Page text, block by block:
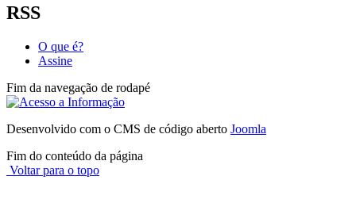
RSS
O que é?
Assine
Fim da navegação de rodapé
Desenvolvido com o CMS de código aberto Joomla
Fim do conteúdo da página
Voltar para o topo